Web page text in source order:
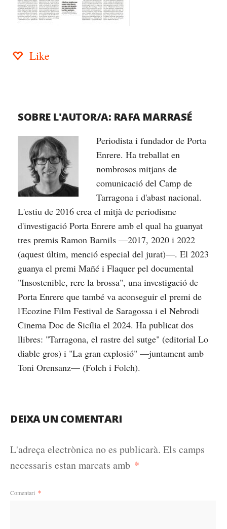
Like
SOBRE L'AUTOR/A: RAFA MARRASÉ
Periodista i fundador de Porta
Enrere. Ha treballat en
nombrosos mitjans de
comunicació del Camp de
Tarragona i d'abast nacional.
L'estiu de 2016 crea el mitjà de periodisme
d'investigació Porta Enrere amb el qual ha guanyat
tres premis Ramon Barnils —2017, 2020 i 2022
(aquest últim, menció especial del jurat)—. El 2023
guanya el premi Mañé i Flaquer pel documental
"Insostenible, rere la brossa", una investigació de
Porta Enrere que també va aconseguir el premi de
l'Ecozine Film Festival de Saragossa i el Nebrodi
Cinema Doc de Sicília el 2024. Ha publicat dos
llibres: "Tarragona, el rastre del sutge" (editorial Lo
diable gros) i "La gran explosió" —juntament amb
Toni Orensanz— (Folch i Folch).
DEIXA UN COMENTARI
L'adreça electrònica no es publicarà. Els camps
necessaris estan marcats amb *
Comentari *